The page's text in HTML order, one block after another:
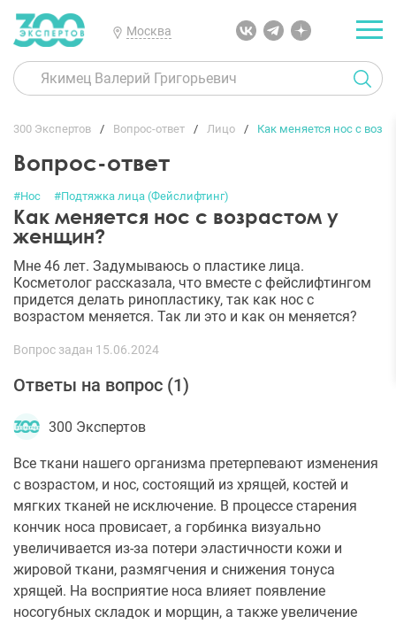
Москва
300 Экспертов Вопрос-ответ Лицо Как меняется нос с
Вопрос-ответ
#Нос #Подтяжка лица (Фейслифтинг)
Как меняется нос с возрастом у
женщин?
Мне 46 лет. Задумываюсь о пластике лица.
Косметолог рассказала, что вместе с фейслифтингом
придется делать ринопластику, так как нос с
возрастом меняется. Так ли это и как он меняется?
Вопрос задан 15.06.2024
Ответы на вопрос (1)
300 Экспертов
Все ткани нашего организма претерпевают изменения
с возрастом, и нос, состоящий из хрящей, костей и
мягких тканей не исключение. В процессе старения
кончик носа провисает, а горбинка визуально
увеличивается из-за потери эластичности кожи и
жировой ткани, размягчения и снижения тонуса
хрящей. На восприятие носа влияет появление
носогубных складок и морщин, а также увеличение